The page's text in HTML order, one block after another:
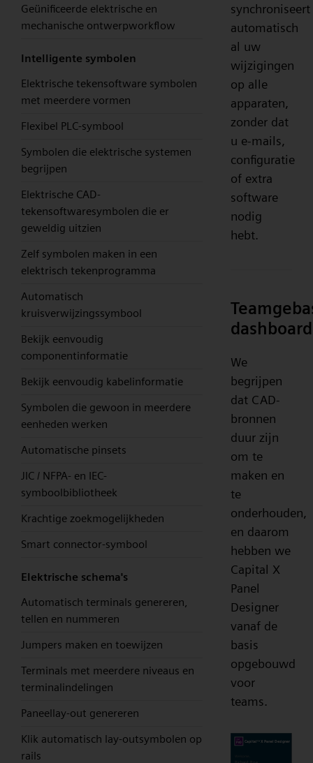
Geünificeerde elektrische en
mechanische ontwerpworkflow
Intelligente symbolen
Elektrische tekensoftware symbolen
met meerdere vormen
Flexibel PLC-symbool
Symbolen die elektrische systemen
begrijpen
Elektrische CAD-
tekensoftwaresymbolen die er
geweldig uitzien
Zelf symbolen maken in een
elektrisch tekenprogramma
Automatisch
kruisverwijzingssymbool
Bekijk eenvoudig
componentinformatie
Bekijk eenvoudig kabelinformatie
Symbolen die gewoon in meerdere
eenheden werken
Automatische pinsets
JIC / NFPA- en IEC-
symboolbibliotheek
Krachtige zoekmogelijkheden
Smart connector-symbool
Elektrische schema's
Automatisch terminals genereren,
tellen en nummeren
Jumpers maken en toewijzen
Terminals met meerdere niveaus en
terminalindelingen
Paneellay-out genereren
Klik automatisch lay-outsymbolen op
rails
synchroniseert
automatisch
al uw
wijzigingen
op alle
apparaten,
zonder dat
u e-mails,
configuratie
of extra
software
nodig
hebt.
dashboard
We
begrijpen
dat CAD-
bronnen
duur zijn
om te
maken en
te
onderhouden,
en daarom
hebben we
Capital X
Panel
Designer
vanaf de
basis
opgebouwd
voor
teams.